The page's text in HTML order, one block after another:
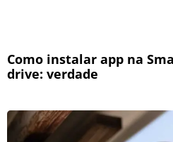
Como instalar app na
drive: verdade